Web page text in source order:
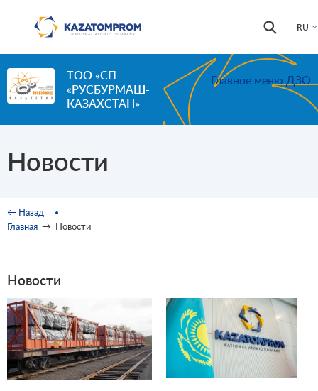
RU
Форма
Поиск
ТОО «СП
«РУСБУРМАШ-
КАЗАХСТАН»
Главное меню ДЗО
Новости
Вы здесь
← Назад
Главная → Новости
Новости